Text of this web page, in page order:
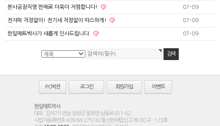
본사공장직영 판매로 더욱더 저렴합니다! 07-09
전자파 걱정없이! 전기세 걱정없이 따스하게! 07-09
한일매트박사가 새롭게 인사드립니다. 07-09
PC버젼 로그인 회원가입 이벤트
한일매트박사
대표 : 김석기 I 전남 장성군 동화면 삼동로 611-82
사업자등록번호 409-86-27516 | 통신판매업신고 제 OO구 - 123호